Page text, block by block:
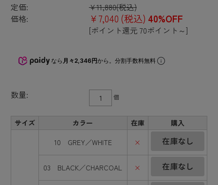
定価: ¥11,880(税込)
価格:
¥7,040 (税込) 40%OFF
[ポイント還元 70ポイント～]
なら 月々2,346円から。分割手数料無料
数量: 個
サイズ カラー 在庫 購入
10 GREY／WHITE ×
03 BLACK／CHARCOAL ×